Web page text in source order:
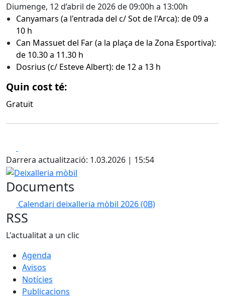
Diumenge, 12 d’abril de 2026 de 09:00h a 13:00h
Canyamars (a l'entrada del c/ Sot de l'Arca): de 09 a
10 h
Can Massuet del Far (a la plaça de la Zona Esportiva):
de 10.30 a 11.30 h
Dosrius (c/ Esteve Albert): de 12 a 13 h
Quin cost té:
Gratuït
Darrera actualització: 1.03.2026 | 15:54
Deixalleria mòbil
Documents
Calendari deixalleria mòbil 2026(0B)
RSS
L'actualitat a un clic
Agenda
Avisos
Notícies
Publicacions